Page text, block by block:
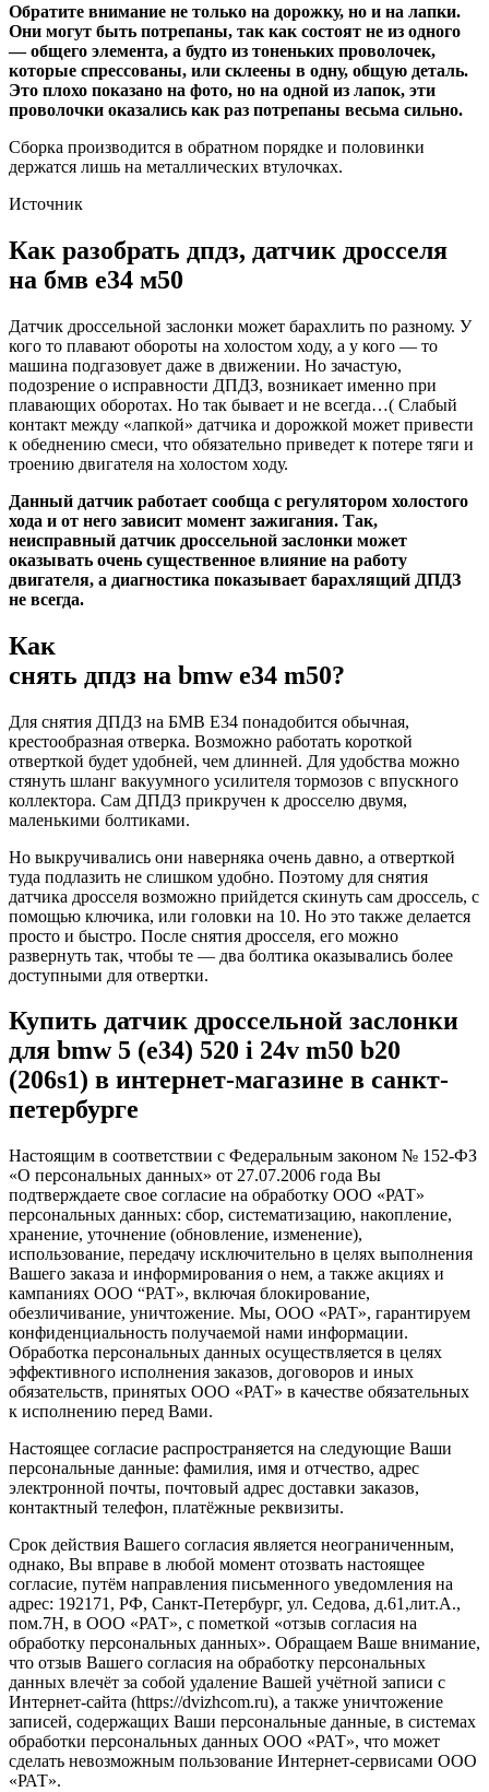
Обратите внимание не только на дорожку, но и на лапки.
Они могут быть потрепаны, так как состоят не из одного
— общего элемента, а будто из тоненьких проволочек,
которые спрессованы, или склеены в одну, общую деталь.
Это плохо показано на фото, но на одной из лапок, эти
проволочки оказались как раз потрепаны весьма сильно.
Сборка производится в обратном порядке и половинки
держатся лишь на металлических втулочках.
Источник
Как разобрать дпдз, датчик дросселя
на бмв е34 м50
Датчик дроссельной заслонки может барахлить по разному. У
кого то плавают обороты на холостом ходу, а у кого — то
машина подгазовует даже в движении. Но зачастую,
подозрение о исправности ДПДЗ, возникает именно при
плавающих оборотах. Но так бывает и не всегда…( Слабый
контакт между «лапкой» датчика и дорожкой может привести
к обеднению смеси, что обязательно приведет к потере тяги и
троению двигателя на холостом ходу.
Данный датчик работает сообща с регулятором холостого
хода и от него зависит момент зажигания. Так,
неисправный датчик дроссельной заслонки может
оказывать очень существенное влияние на работу
двигателя, а диагностика показывает барахлящий ДПДЗ
не всегда.
Как
снять дпдз на bmw e34 m50?
Для снятия ДПДЗ на БМВ Е34 понадобится обычная,
крестообразная отверка. Возможно работать короткой
отверткой будет удобней, чем длинней. Для удобства можно
стянуть шланг вакуумного усилителя тормозов с впускного
коллектора. Сам ДПДЗ прикручен к дросселю двумя,
маленькими болтиками.
Но выкручивались они наверняка очень давно, а отверткой
туда подлазить не слишком удобно. Поэтому для снятия
датчика дросселя возможно прийдется скинуть сам дроссель, с
помощью ключика, или головки на 10. Но это также делается
просто и быстро. После снятия дросселя, его можно
развернуть так, чтобы те — два болтика оказывались более
доступными для отвертки.
Купить датчик дроссельной заслонки
для bmw 5 (e34) 520 i 24v m50 b20
(206s1) в интернет-магазине в санкт-
петербурге
Настоящим в соответствии с Федеральным законом № 152-ФЗ
«О персональных данных» от 27.07.2006 года Вы
подтверждаете свое согласие на обработку ООО «РАТ»
персональных данных: сбор, систематизацию, накопление,
хранение, уточнение (обновление, изменение),
использование, передачу исключительно в целях выполнения
Вашего заказа и информирования о нем, а также акциях и
кампаниях ООО “РАТ», включая блокирование,
обезличивание, уничтожение. Мы, ООО «РАТ», гарантируем
конфиденциальность получаемой нами информации.
Обработка персональных данных осуществляется в целях
эффективного исполнения заказов, договоров и иных
обязательств, принятых ООО «РАТ» в качестве обязательных
к исполнению перед Вами.
Настоящее согласие распространяется на следующие Ваши
персональные данные: фамилия, имя и отчество, адрес
электронной почты, почтовый адрес доставки заказов,
контактный телефон, платёжные реквизиты.
Срок действия Вашего согласия является неограниченным,
однако, Вы вправе в любой момент отозвать настоящее
согласие, путём направления письменного уведомления на
адрес: 192171, РФ, Санкт-Петербург, ул. Седова, д.61,лит.А.,
пом.7Н, в ООО «РАТ», с пометкой «отзыв согласия на
обработку персональных данных». Обращаем Ваше внимание,
что отзыв Вашего согласия на обработку персональных
данных влечёт за собой удаление Вашей учётной записи с
Интернет-сайта (https://dvizhсom.ru), а также уничтожение
записей, содержащих Ваши персональные данные, в системах
обработки персональных данных ООО «РАТ», что может
сделать невозможным пользование Интернет-сервисами ООО
«РАТ».